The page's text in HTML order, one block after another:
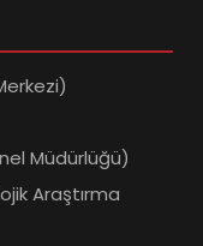
Müdürlüğü)
Araştırma